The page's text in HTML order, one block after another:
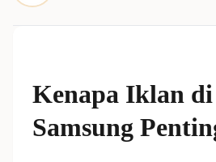
Kenapa Iklan
Samsung